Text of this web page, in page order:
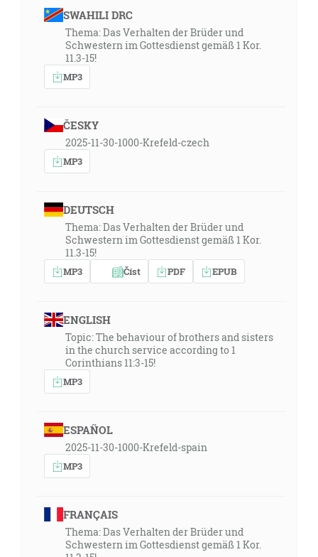
SWAHILI DRC
Thema: Das Verhalten der Brüder und
Schwestern im Gottesdienst gemäß 1 Kor.
11.3-15!
MP3
ČESKY
2025-11-30-1000-Krefeld-czech
MP3
DEUTSCH
Thema: Das Verhalten der Brüder und
Schwestern im Gottesdienst gemäß 1 Kor.
11.3-15!
MP3 Číst PDF EPUB
ENGLISH
Topic: The behaviour of brothers and sisters
in the church service according to 1
Corinthians 11:3-15!
MP3
ESPAÑOL
2025-11-30-1000-Krefeld-spain
MP3
FRANÇAIS
Thema: Das Verhalten der Brüder und
Schwestern im Gottesdienst gemäß 1 Kor.